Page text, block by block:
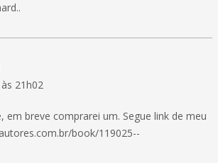
21h02
em breve comprarei um. Segue link de meu
book/119025--